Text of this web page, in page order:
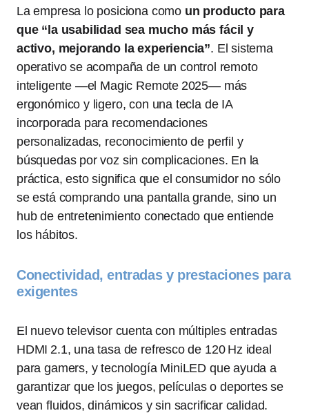
La empresa lo posiciona como un producto para
que “la usabilidad sea mucho más fácil y
activo, mejorando la experiencia”. El sistema
operativo se acompaña de un control remoto
inteligente —el Magic Remote 2025— más
ergonómico y ligero, con una tecla de IA
incorporada para recomendaciones
personalizadas, reconocimiento de perfil y
búsquedas por voz sin complicaciones. En la
práctica, esto significa que el consumidor no sólo
se está comprando una pantalla grande, sino un
hub de entretenimiento conectado que entiende
los hábitos.
Conectividad, entradas y prestaciones para
exigentes
El nuevo televisor cuenta con múltiples entradas
HDMI 2.1, una tasa de refresco de 120 Hz ideal
para gamers, y tecnología MiniLED que ayuda a
garantizar que los juegos, películas o deportes se
vean fluidos, dinámicos y sin sacrificar calidad.